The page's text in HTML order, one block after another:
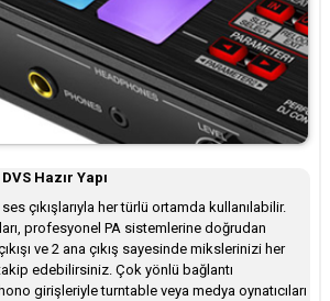
Hazır Yapı
çıkışlarıyla her türlü ortamda kullanılabilir.
profesyonel PA sistemlerine doğrudan
ve 2 ana çıkış sayesinde mikslerinizi her
edebilirsiniz. Çok yönlü bağlantı
girişleriyle turntable veya medya oynatıcıları